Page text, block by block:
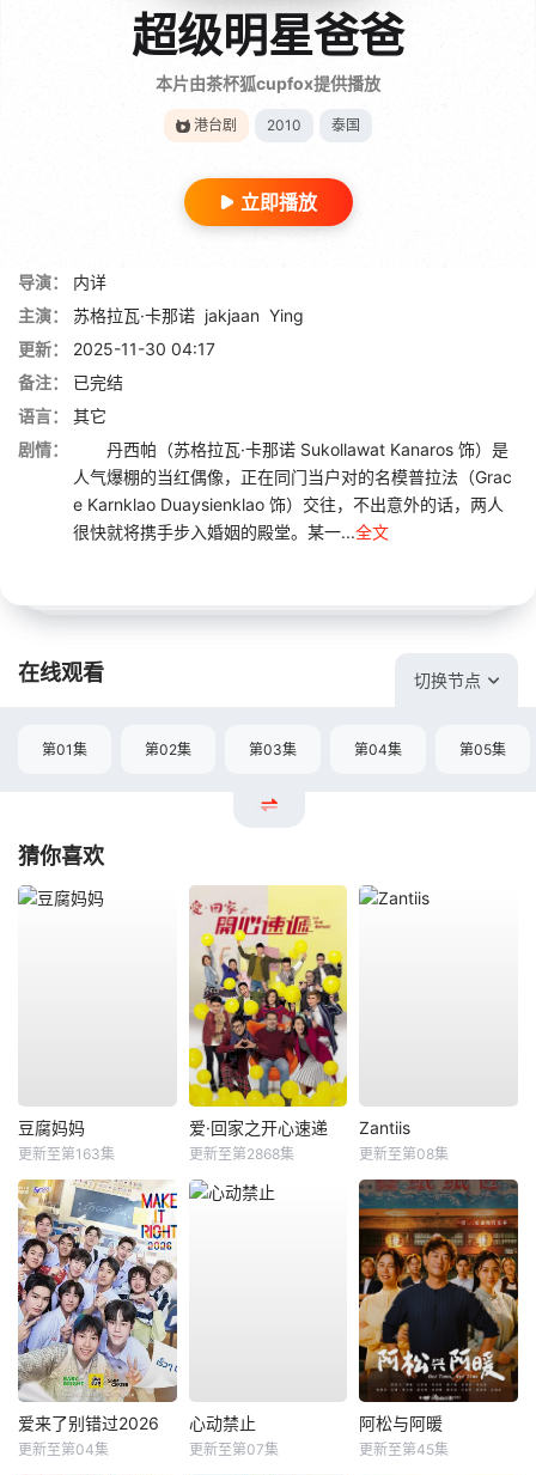
超级明星爸爸
本片由茶杯狐cupfox提供播放
港台剧 2010 泰国
立即播放
导演：
内详
主演：
苏格拉瓦·卡那诺 jakjaan Ying
更新：
2025-11-30 04:17
备注：
已完结
语言：
其它
剧情：
丹西帕（苏格拉瓦·卡那诺 Sukollawat Kanaros 饰）是
人气爆棚的当红偶像，正在同门当户对的名模普拉法（Grac
e Karnklao Duaysienklao 饰）交往，不出意外的话，两人
很快就将携手步入婚姻的殿堂。某一...全文
在线观看 切换节点
第01集 第02集 第03集 第04集 第05集
猜你喜欢
豆腐妈妈
更新至第163集
爱·回家之开心速递
更新至第2868集
Zantiis
更新至第08集
爱来了别错过2026
更新至第04集
心动禁止
更新至第07集
阿松与阿暖
更新至第45集